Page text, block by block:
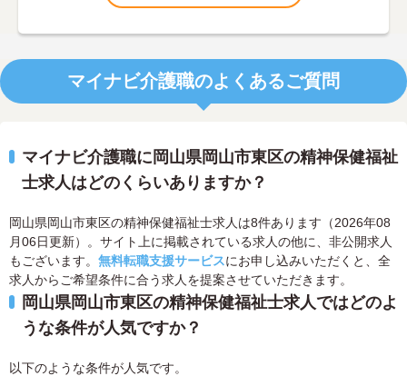
マイナビ介護職のよくあるご質問
マイナビ介護職に岡山県岡山市東区の精神保健福祉
士求人はどのくらいありますか？
岡山県岡山市東区の精神保健福祉士求人は8件あります（2026年08
月06日更新）。サイト上に掲載されている求人の他に、非公開求人
もございます。 無料転職支援サービスにお申し込みいただくと、全
求人からご希望条件に合う求人を提案させていただきます。
岡山県岡山市東区の精神保健福祉士求人ではどのよ
うな条件が人気ですか？
以下のような条件が人気です。